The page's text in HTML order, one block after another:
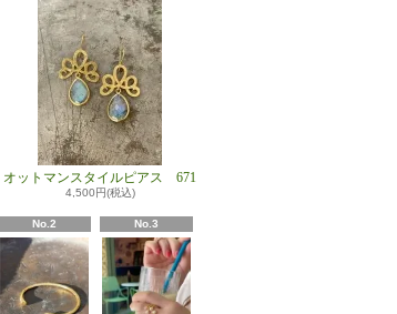
オットマンスタイルピアス 671
4,500円(税込)
No.2 No.3